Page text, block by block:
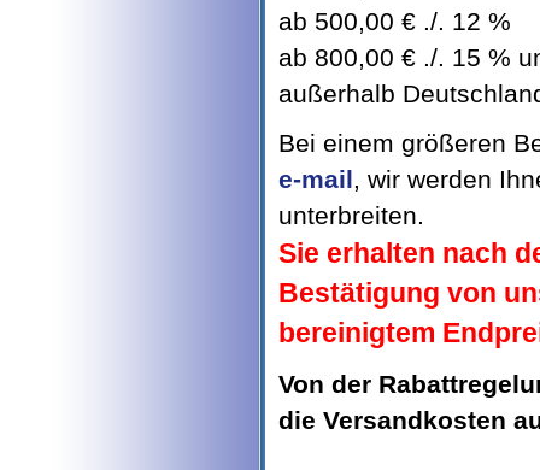
ab 500,00 € ./. 12 %
ab 800,00 € ./. 15 %
außerhalb
Bei einem größeren
e-mail, wir werden
unterbreiten.
Sie erhalten nach
Bestätigung von
bereinigtem
Von der
die Versandkosten